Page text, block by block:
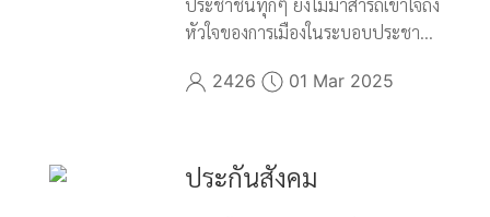
หัวใจของการเมืองในระบอบประชา...
2426 01 Mar 2025
ประกันสังคม